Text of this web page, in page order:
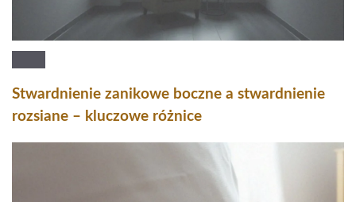
Stwardnienie zanikowe boczne a stwardnienie
rozsiane – kluczowe różnice